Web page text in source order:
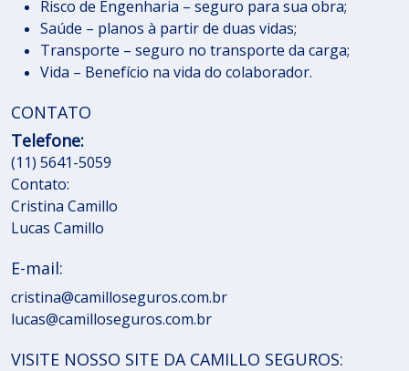
Risco de Engenharia – seguro para sua obra;
Saúde – planos à partir de duas vidas;
Transporte – seguro no transporte da carga;
Vida – Benefício na vida do colaborador.
CONTATO
Telefone:
(11) 5641-5059
Contato:
Cristina Camillo
Lucas Camillo
E-mail:
cristina@camilloseguros.com.br
lucas@camilloseguros.com.br
VISITE NOSSO SITE DA CAMILLO SEGUROS: